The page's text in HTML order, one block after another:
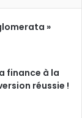
»
finance à la
réussie !